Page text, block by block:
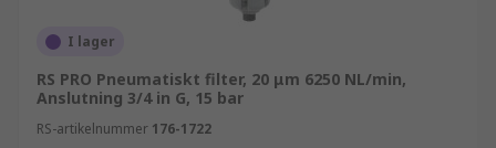
manuella för att möta många olika
filtreringsapplikationer.
Vad används pneumatiska filter till?
I lager
RS PRO Pneumatiskt filter, 20 μm 6250 NL/min,
Anslutning 3/4 in G, 15 bar
RS-artikelnummer 176-1722